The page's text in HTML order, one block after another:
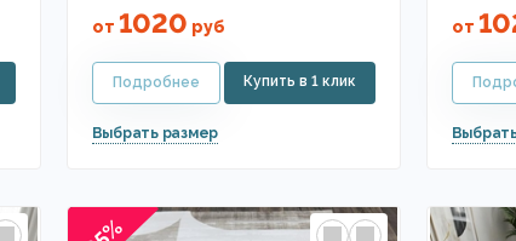
от 1020 руб от